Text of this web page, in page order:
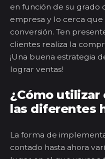
en función de su grado
empresa y lo cerca
conversión. Ten
clientes realiza la
¡Una buena estrategia
lograr ventas!
¿Cómo utilizar
las diferentes
La forma de
contado hasta ahora